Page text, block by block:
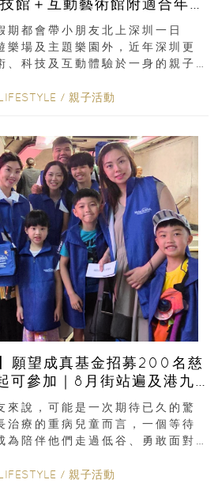
館＋互動藝術館附適合年
放時間
期都會帶小朋友北上深圳一日
樂場及主題樂園外，近年深圳更
、科技及互動體驗於一身的親子
/ 親子活動
願望成真基金招募200名慈
可參加｜8月街站遍及港九
來說，可能是一次期待已久的驚
治療的重病兒童而言，一個等待
為陪伴他們走過低谷、勇敢面對
/ 親子活動